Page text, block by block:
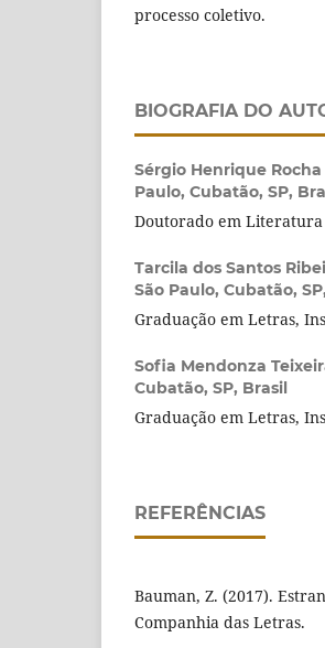
processo coletivo.
BIOGRAFIA DO
Sérgio Henrique
Paulo, Cubatão, SP,
Doutorado em Literatura
Tarcila dos Santos
São Paulo, Cubatão,
Graduação em Letras,
Sofia Mendonza
Cubatão, SP, Brasil
Graduação em Letras,
REFERÊNCIAS
Bauman, Z. (2017).
Companhia das Letras.